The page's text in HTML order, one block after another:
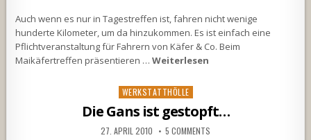
Auch wenn es nur in Tagestreffen ist, fahren nicht wenige
hunderte Kilometer, um da hinzukommen. Es ist einfach eine
Pflichtveranstaltung für Fahrern von Käfer & Co. Beim
Maikäfertreffen präsentieren …Weiterlesen
Posted
WERKSTATTHÖLLE
Die Gans ist gestopft…
27. APRIL 2010 5 COMMENTS